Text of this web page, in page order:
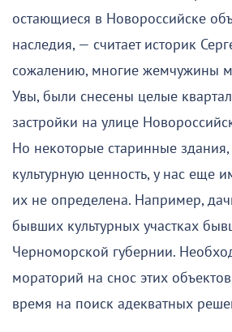
остающиеся в Новороссийске
наследия, — считает историк
сожалению, многие жемчужины
Увы, были снесены целые
застройки на улице
Но некоторые старинные
культурную ценность, у нас еще
их не определена. Например,
бывших культурных участках
Черноморской губернии.
мораторий на снос этих
время на поиск адекватных